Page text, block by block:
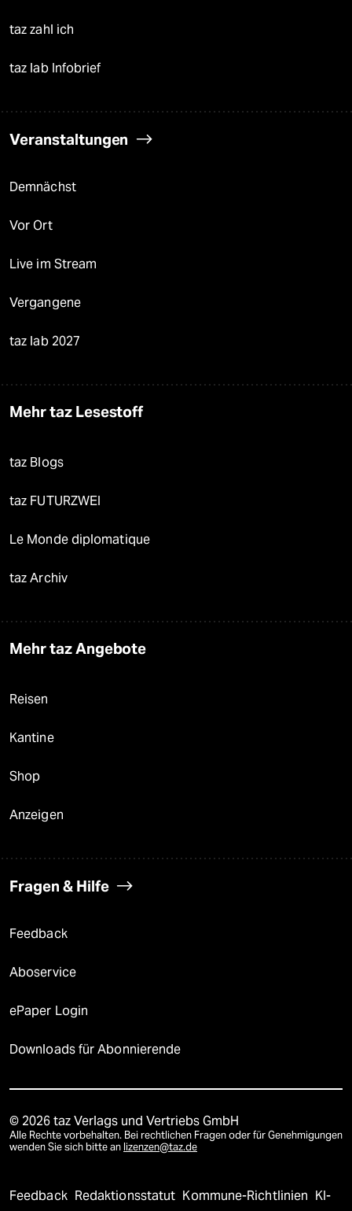
taz zahl ich
taz lab Infobrief
Veranstaltungen
Demnächst
Vor Ort
Live im Stream
Vergangene
taz lab 2027
Mehr taz Lesestoff
taz Blogs
taz FUTURZWEI
Le Monde diplomatique
taz Archiv
Mehr taz Angebote
Reisen
Kantine
Shop
Anzeigen
Fragen & Hilfe
Feedback
Aboservice
ePaper Login
Downloads für Abonnierende
© 2026 taz Verlags und Vertriebs GmbH
Alle Rechte vorbehalten. Bei rechtlichen Fragen oder für Genehmigungen
wenden Sie sich bitte an lizenzen@taz.de
Feedback Redaktionsstatut Kommune-Richtlinien KI-